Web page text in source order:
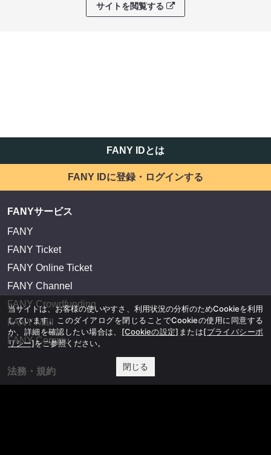
サイトを閲覧する
FANY IDとは
FANY IDに登録・ログインする
FANYサービス
FANY
FANY Ticket
FANY Online Ticket
FANY Channel
FANY Crowdfunding
FANY Mall
FANY Commu
法務・規約
当サイトは、お客様の使いやすさ、利用状況の分析のためCookieを利用
しています。このダイアログを閉じることでCookieの使用に同意する
か、詳細を確認したい場合は、 [Cookieの設定] または[プライバシーポ
リシー]をご参照ください。
閉じる